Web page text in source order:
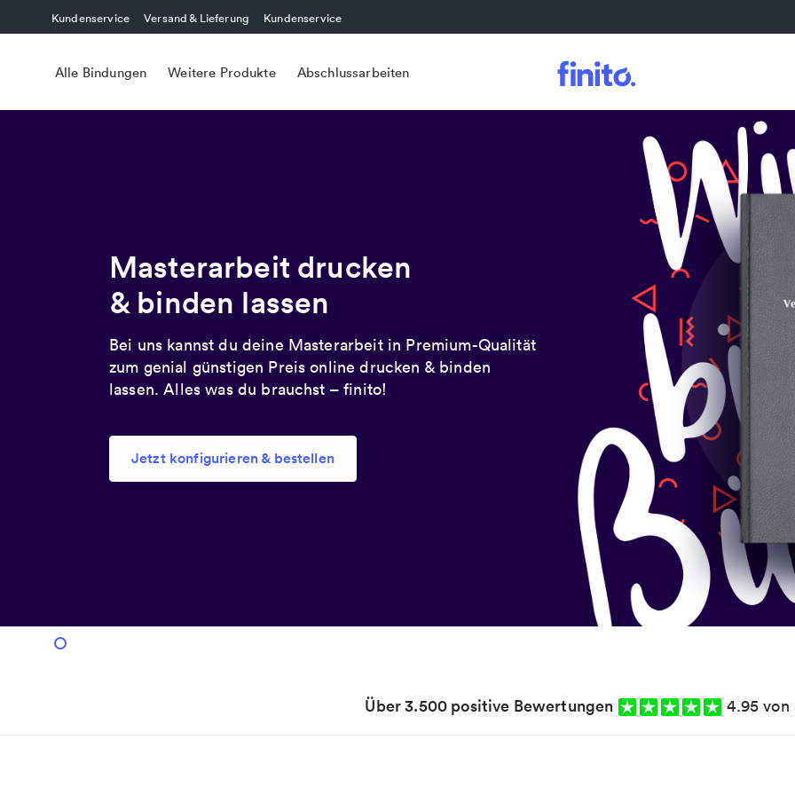
Kundenservice Versand & Lieferung Kundenservice
Alle Bindungen Weitere Produkte Abschlussarbeiten
Masterarbeit drucken
& binden lassen
Bei uns kannst du deine Masterarbeit in Premium-Qualität
zum genial günstigen Preis online drucken & binden
lassen. Alles was du brauchst – finito!
Jetzt konfigurieren & bestellen
Über 3.500 positive Bewertungen 4.95 von